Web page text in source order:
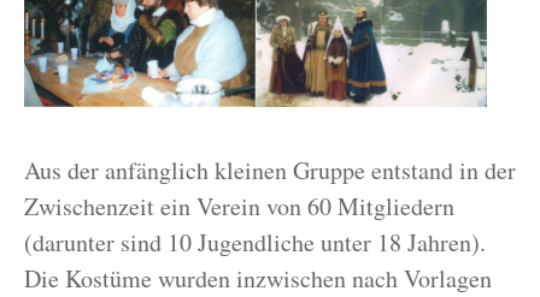
Aus der anfänglich kleinen Gruppe entstand in der
Zwischenzeit ein Verein von 60 Mitgliedern
(darunter sind 10 Jugendliche unter 18 Jahren).
Die Kostüme wurden inzwischen nach Vorlagen